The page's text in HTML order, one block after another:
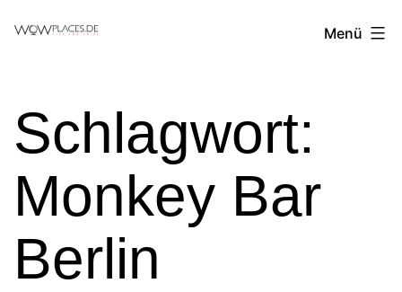
Reiseblog
Menü
Schlagwort:
Monkey Bar
Berlin